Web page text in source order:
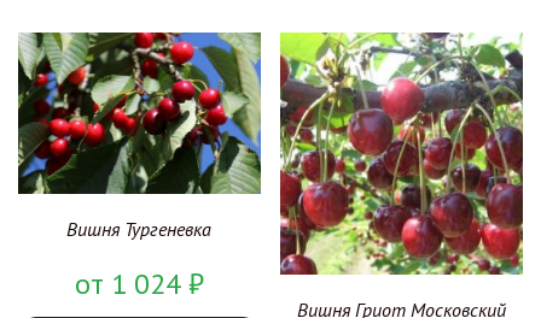
Вишня Тургеневка
от 1 024₽
Вишня Гриот Московский